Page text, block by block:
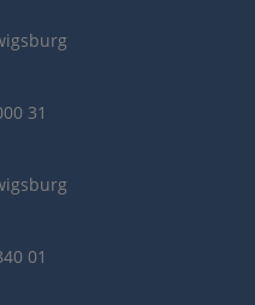
31
01